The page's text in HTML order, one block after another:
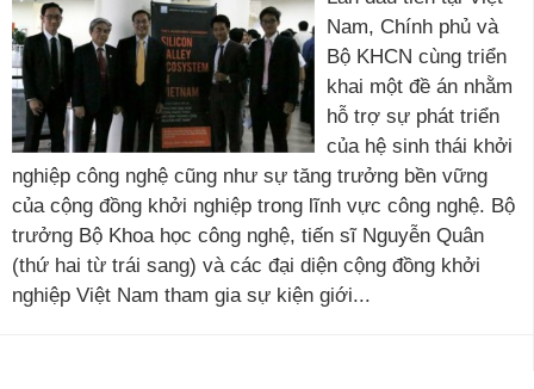
Nam, Chính phủ và
Bộ KHCN cùng triển
khai một đề án nhằm
hỗ trợ sự phát triển
của hệ sinh thái khởi
nghiệp công nghệ cũng như sự tăng trưởng bền vững
của cộng đồng khởi nghiệp trong lĩnh vực công nghệ. Bộ
trưởng Bộ Khoa học công nghệ, tiến sĩ Nguyễn Quân
(thứ hai từ trái sang) và các đại diện cộng đồng khởi
nghiệp Việt Nam tham gia sự kiện giới...